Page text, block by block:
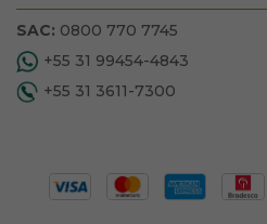
SAC: 0800 770 7745
+55 31 99454-4843
+55 31 3611-7300